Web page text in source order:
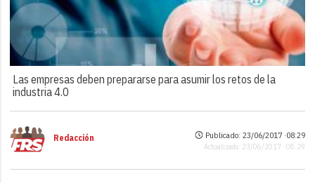
Las empresas deben prepararse para asumir los retos de la
industria 4.0
Redacción Publicado: 23/06/2017 ·08:29
Actualizado: 23/06/2017 · 08:29